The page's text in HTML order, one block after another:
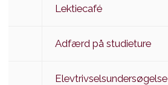
Lektiecafé
Adfærd på studieture
Elevtrivselsundersøgelse